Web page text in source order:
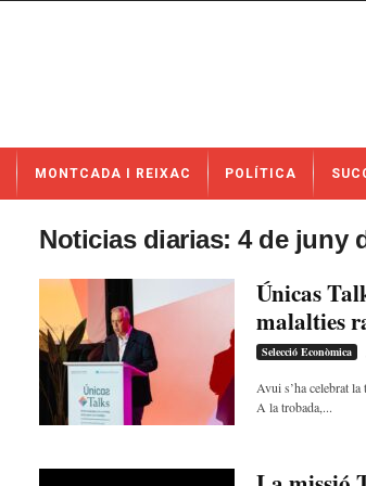
t
MONTCADA I REIXAC POLÍTICA
Noticias diarias: 4 de juny
Únicas
malalties
Selecció Econòmica
Avui s’ha celebrat
A la trobada,...